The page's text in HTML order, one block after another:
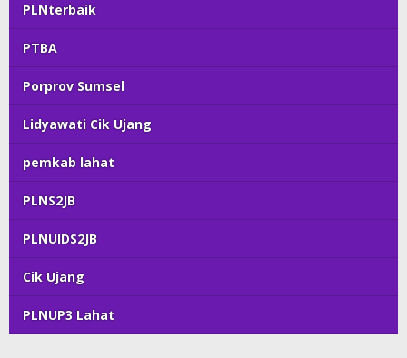
PLNterbaik
PTBA
Porprov Sumsel
Lidyawati Cik Ujang
pemkab lahat
PLNS2JB
PLNUIDS2JB
Cik Ujang
PLNUP3 Lahat